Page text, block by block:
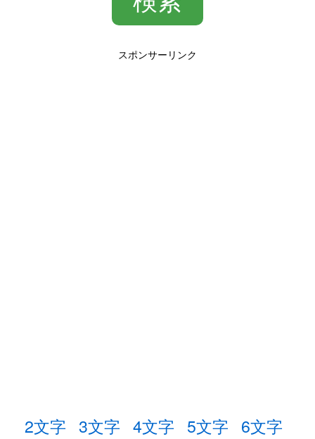
スポンサーリンク
2文字 3文字 4文字 5文字 6文字